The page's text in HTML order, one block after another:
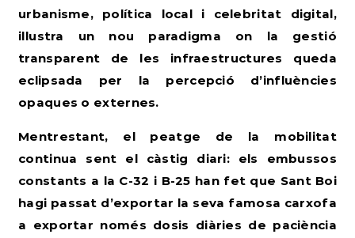
urbanisme, política local i celebritat digital,
il·lustra un nou paradigma on la gestió
transparent de les infraestructures queda
eclipsada per la percepció d’influències
opaques o externes.
Mentrestant, el peatge de la mobilitat
continua sent el càstig diari: els embussos
constants a la C-32 i B-25 han fet que Sant Boi
hagi passat d’exportar la seva famosa carxofa
a exportar només dosis diàries de paciència